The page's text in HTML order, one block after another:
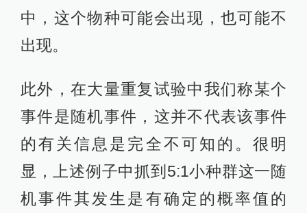
中，这个物种可能会出现，也可能不
出现。
此外，在大量重复试验中我们称某个
事件是随机事件，这并不代表该事件
的有关信息是完全不可知的。很明
显，上述例子中抓到5:1小种群这一随
机事件其发生是有确定的概率值的